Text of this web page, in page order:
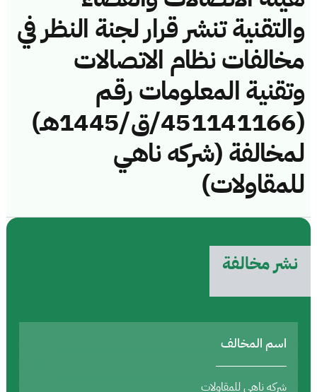
والتقنية تنشر قرار لجنة النظر في
مخالفات نظام الاتصالات
وتقنية المعلومات رقم
(451141166/ق/1445هـ)
لمخالفة (شركه ناهي
للمقاولات)
نشر مخالفة
اسم المخالف
شركه ناهي للمقاولات